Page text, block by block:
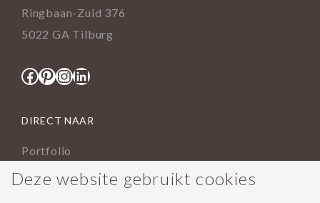
Ringbaan-Zuid 376
5022 GA Tilburg
Facebook
Pinterest
Instagram
LinkedIn
DIRECT NAAR
Portfolio
Assortiment
Deze website gebruikt cookies